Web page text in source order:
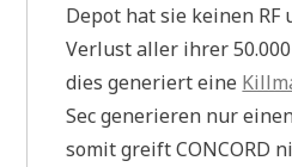
Depot hat sie keinen RF
Verlust aller ihrer
dies generiert eine
Sec generieren nur
somit greift CONCORD